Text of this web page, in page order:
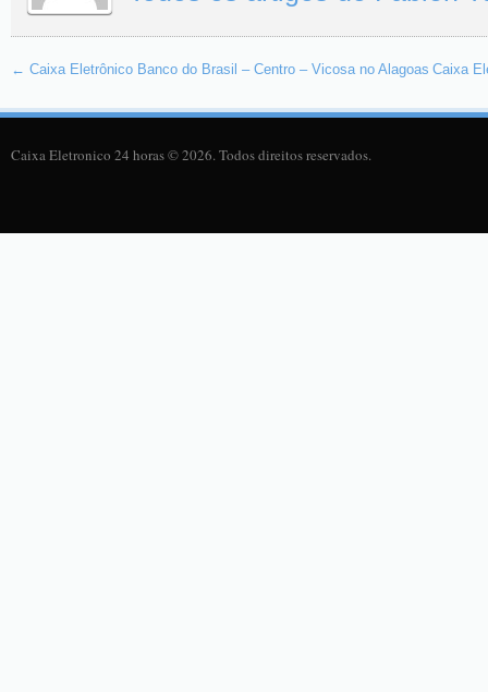
← Caixa Eletrônico Banco do Brasil – Centro – Vicosa no Alagoas Caixa
Caixa Eletronico 24 horas © 2026. Todos direitos reservados.